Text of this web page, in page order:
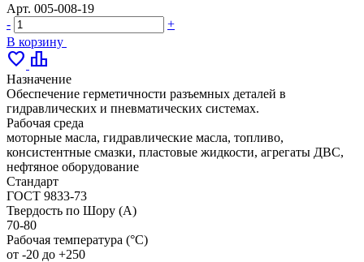
Арт. 005-008-19
-
+
В корзину
favorite leaderboard
Назначение
Обеспечение герметичности разъемных деталей в
гидравлических и пневматических системах.
Рабочая среда
моторные масла, гидравлические масла, топливо,
консистентные смазки, пластовые жидкости, агрегаты ДВС,
нефтяное оборудование
Стандарт
ГОСТ 9833-73
Твердость по Шору (А)
70-80
Рабочая температура (°С)
от -20 до +250